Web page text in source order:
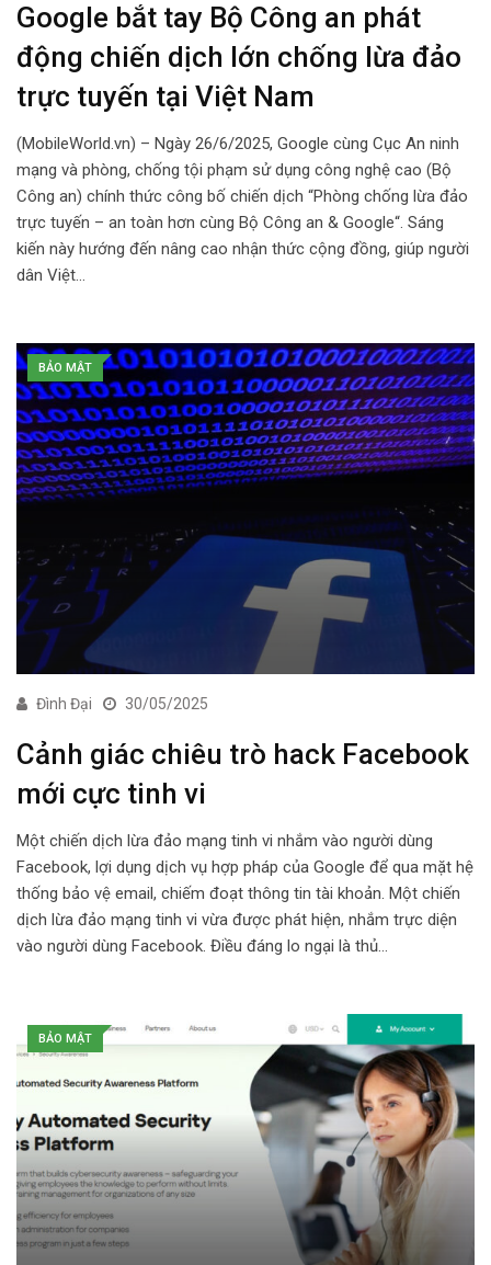
Google bắt tay Bộ Công an phát
động chiến dịch lớn chống lừa đảo
trực tuyến tại Việt Nam
(MobileWorld.vn) – Ngày 26/6/2025, Google cùng Cục An ninh
mạng và phòng, chống tội phạm sử dụng công nghệ cao (Bộ
Công an) chính thức công bố chiến dịch “Phòng chống lừa đảo
trực tuyến – an toàn hơn cùng Bộ Công an & Google“. Sáng
kiến này hướng đến nâng cao nhận thức cộng đồng, giúp người
dân Việt…
BẢO MẬT
Đình Đại 30/05/2025
Cảnh giác chiêu trò hack Facebook
mới cực tinh vi
Một chiến dịch lừa đảo mạng tinh vi nhắm vào người dùng
Facebook, lợi dụng dịch vụ hợp pháp của Google để qua mặt hệ
thống bảo vệ email, chiếm đoạt thông tin tài khoản. Một chiến
dịch lừa đảo mạng tinh vi vừa được phát hiện, nhắm trực diện
vào người dùng Facebook. Điều đáng lo ngại là thủ…
BẢO MẬT